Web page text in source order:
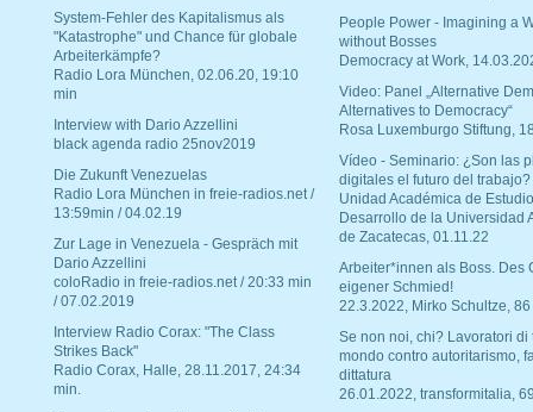
System-Fehler des Kapitalismus als
"Katastrophe" und Chance für globale
Arbeiterkämpfe?
Radio Lora München, 02.06.20, 19:10
min
Interview with Dario Azzellini
black agenda radio 25nov2019
Die Zukunft Venezuelas
Radio Lora München in freie-radios.net /
13:59min / 04.02.19
Zur Lage in Venezuela - Gespräch mit
Dario Azzellini
coloRadio in freie-radios.net / 20:33 min
/ 07.02.2019
Interview Radio Corax: "The Class
Strikes Back"
Radio Corax, Halle, 28.11.2017, 24:34
min.
People Power - Imagining a
without Bosses
Democracy at Work,
Video: Panel „Alternative
Alternatives to Democracy“
Rosa Luxemburgo Stiftung,
Vídeo - Seminario: ¿Son las
digitales el futuro del trabajo?
Unidad Académica de
Desarrollo de la Universidad
de Zacatecas, 01.11.22
Arbeiter*innen als Boss. Des
eigener Schmied!
22.3.2022, Mirko Schultze, 86
Se non noi, chi? Lavoratori di
mondo contro autoritarismo,
dittatura
26.01.2022, transformitalia,